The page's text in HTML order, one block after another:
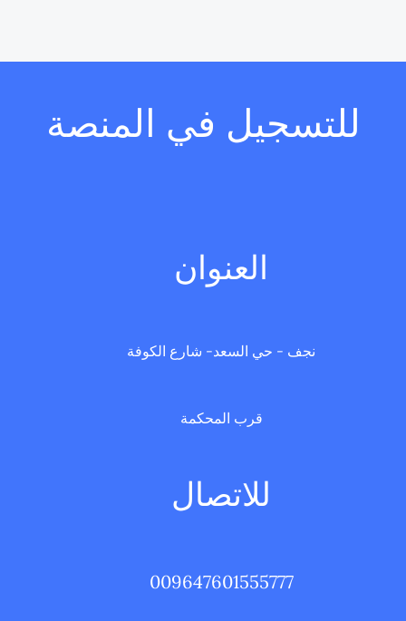
للتسجيل في المنصة
العنوان
نجف - حي السعد- شارع الكوفة
قرب المحكمة
للاتصال
009647601555777